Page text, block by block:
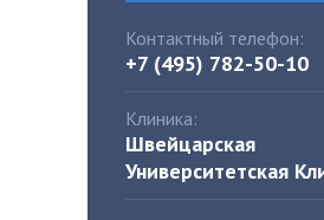
Контактный телефон:
+7 (495) 782-50-10
Клиника:
Швейцарская
Университетская